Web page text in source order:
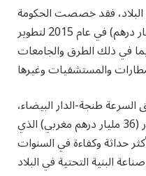
البلاد، فقد خصصت الحكومة
المغربية 7.76 مليار دولار (69 مليار درهم) في عام 2015 لتطوير
في ذلك الطرق والجامعات
طنجة-الدار البيضاء،
الذي تبلغ قيمته 4 مليارات دولار (36 مليار درهم مغربي) الذي
حداثة وكفاءة في السنوات